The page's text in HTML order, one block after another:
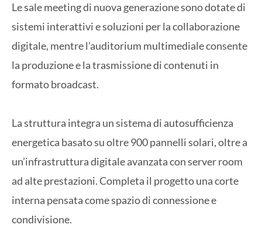
Le sale meeting di nuova generazione sono dotate di
sistemi interattivi e soluzioni per la collaborazione
digitale, mentre l’auditorium multimediale consente
la produzione e la trasmissione di contenuti in
formato broadcast.
La struttura integra un sistema di autosufficienza
energetica basato su oltre 900 pannelli solari, oltre a
un’infrastruttura digitale avanzata con server room
ad alte prestazioni. Completa il progetto una corte
interna pensata come spazio di connessione e
condivisione.